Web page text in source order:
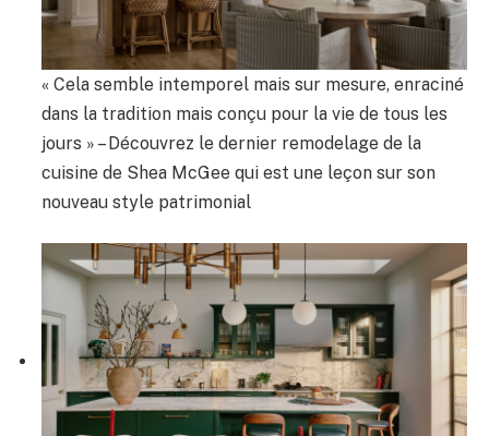
« Cela semble intemporel mais sur mesure, enraciné
dans la tradition mais conçu pour la vie de tous les
jours » – Découvrez le dernier remodelage de la
cuisine de Shea McGee qui est une leçon sur son
nouveau style patrimonial